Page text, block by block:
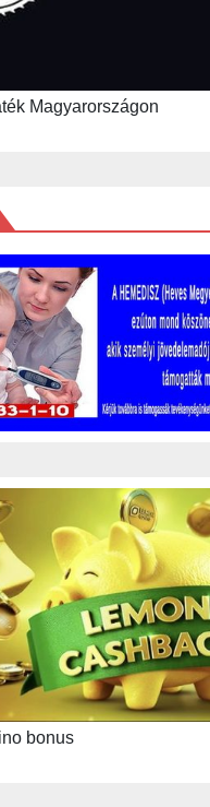
Magyarországon
bonus